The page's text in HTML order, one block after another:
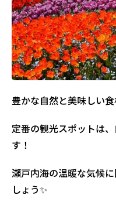
豊かな自然と美味しい食
定番の観光スポットは
す！
瀬戸内海の温暖な気候
しょう✨